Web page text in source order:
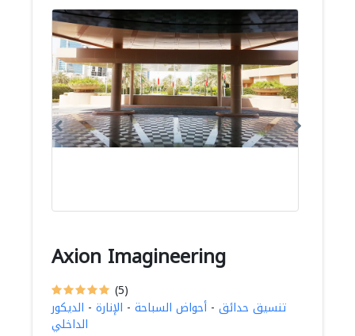
Axion Imagineering
(5)
تنسيق حدائق - أحواض السباحة - الإنارة - الديكور
الداخلي